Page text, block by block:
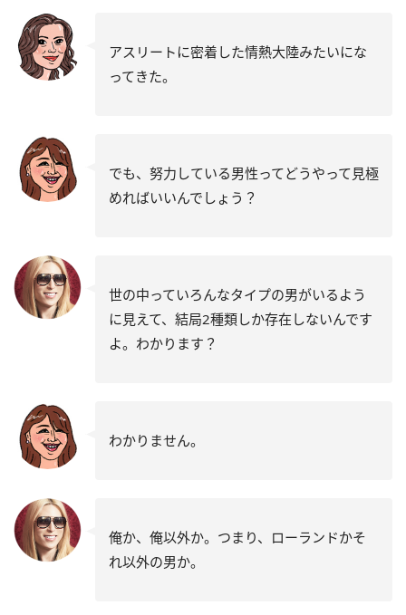
アスリートに密着した情熱大陸みたいにな
ってきた。
でも、努力している男性ってどうやって見極
めればいいんでしょう？
世の中っていろんなタイプの男がいるよう
に見えて、結局2種類しか存在しないんです
よ。わかります？
わかりません。
俺か、俺以外か。つまり、ローランドかそ
れ以外の男か。